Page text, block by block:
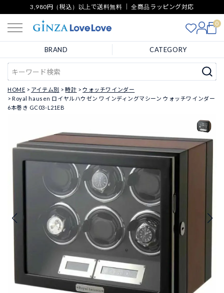
3,980円（税込）以上で送料無料 ｜ 全商品ラッピング対応
0
BRAND CATEGORY
HOME アイテム別 時計
ウォッチワインダー
Royal hausen ロイヤルハウゼン ワインディングマシーン ウォッチワインダー
6本巻き GC03-L21EB